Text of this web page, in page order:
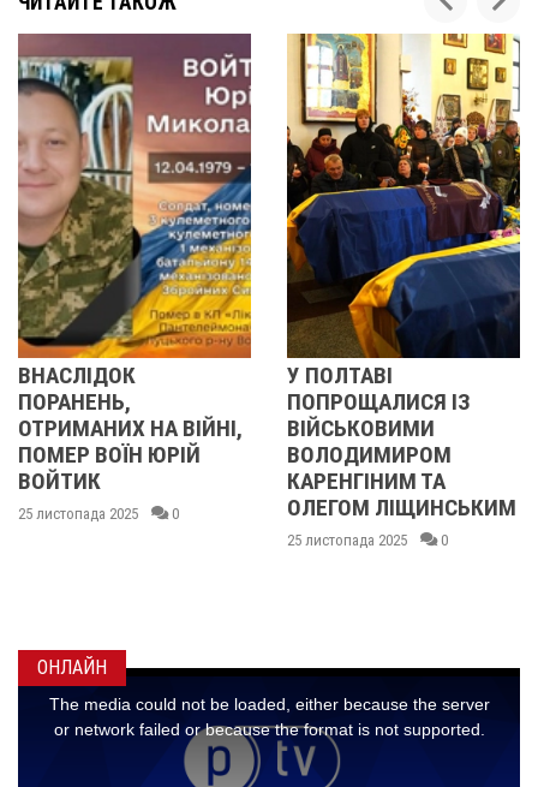
НА ВІЙНІ,
ЮРІЙ
0
ПОПРОЩАЛИСЯ ІЗ
ВІЙСЬКОВИМИ
ВОЛОДИМИРОМ
КАРЕНГІНИМ ТА
ОЛЕГОМ ЛІЩИНСЬКИМ
25 листопада 2025 0
ОНЛАЙН